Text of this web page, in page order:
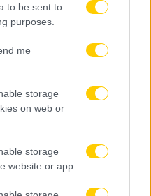
to be sent to
purposes.
me
storage
on web or
storage
website or app.
τη Μίλαν – Τα
του
στη λίστα των
μεσαίας γραμμής.
Αμορίμ, έχει
για τον…